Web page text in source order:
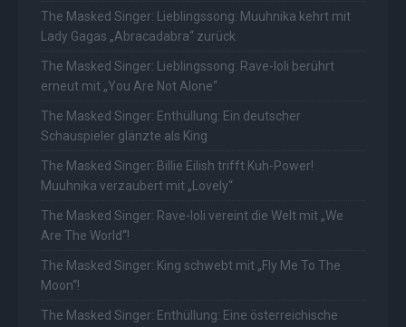
The Masked Singer: Lieblingssong: Muuhnika kehrt mit
Lady Gagas „Abracadabra“ zurück
The Masked Singer: Lieblingssong: Rave-Ioli berührt
erneut mit „You Are Not Alone“
The Masked Singer: Enthüllung: Ein deutscher
Schauspieler glänzte als King
The Masked Singer: Billie Eilish trifft Kuh-Power!
Muuhnika verzaubert mit „Lovely“
The Masked Singer: Rave-Ioli vereint die Welt mit „We
Are The World“!
The Masked Singer: King schwebt mit „Fly Me To The
Moon“!
The Masked Singer: Enthüllung: Eine österreichische